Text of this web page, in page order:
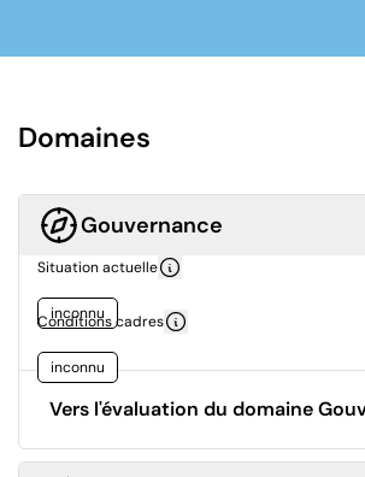
Domaines
Gouvernance
Situation actuelle
inconnu
Conditions cadres
inconnu
Vers l'évaluation du domaine